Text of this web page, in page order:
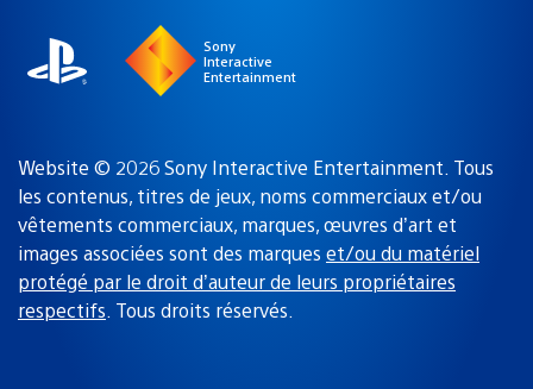
Sony
Interactive
Entertainment
Website © 2026 Sony Interactive Entertainment. Tous
les contenus, titres de jeux, noms commerciaux et/ou
vêtements commerciaux, marques, œuvres d’art et
images associées sont des marques et/ou du matériel
protégé par le droit d’auteur de leurs propriétaires
respectifs. Tous droits réservés.